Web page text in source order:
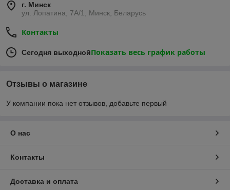
г. Минск
ул. Лопатина, 7А/1, Минск, Беларусь
Контакты
Сегодня выходнойПоказать весь график работы
Отзывы о магазине
У компании пока нет отзывов, добавьте первый
О нас
Контакты
Доставка и оплата